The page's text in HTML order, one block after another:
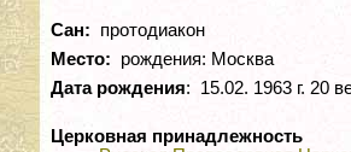
Сан: протодиакон
Место: рождения: Москва
Дата рождения: 15.02. 1963 г. 20
Церковная принадлежность